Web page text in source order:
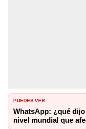
PUEDES VER:
WhatsApp: ¿qué
nivel mundial que